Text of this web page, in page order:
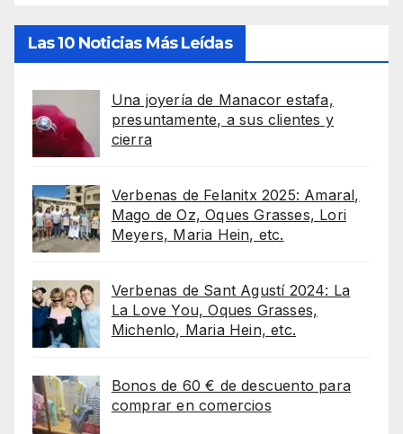
Las 10 Noticias Más Leídas
Una joyería de Manacor estafa,
presuntamente, a sus clientes y
cierra
Verbenas de Felanitx 2025: Amaral,
Mago de Oz, Oques Grasses, Lori
Meyers, Maria Hein, etc.
Verbenas de Sant Agustí 2024: La
La Love You, Oques Grasses,
Michenlo, Maria Hein, etc.
Bonos de 60 € de descuento para
comprar en comercios